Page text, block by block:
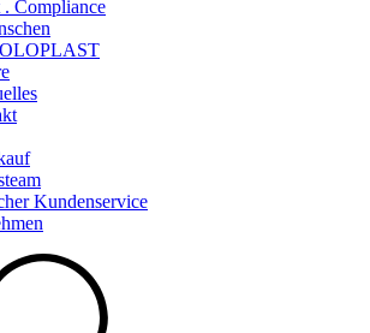
Compliance
Kundenservice